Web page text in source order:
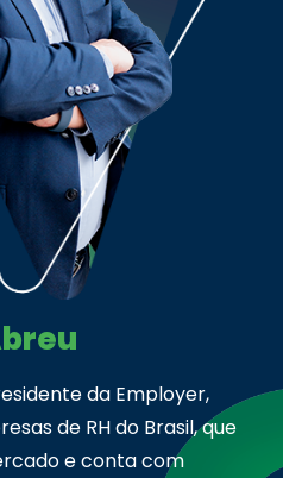
da Employer,
de RH do Brasil, que
e conta com